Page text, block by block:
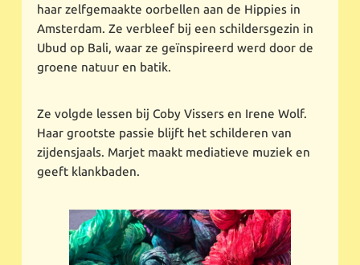
haar zelfgemaakte oorbellen aan de Hippies in
Amsterdam. Ze verbleef bij een schildersgezin in
Ubud op Bali, waar ze geïnspireerd werd door de
groene natuur en batik.
Ze volgde lessen bij Coby Vissers en Irene Wolf.
Haar grootste passie blijft het schilderen van
zijdensjaals. Marjet maakt mediatieve muziek en
geeft klankbaden.